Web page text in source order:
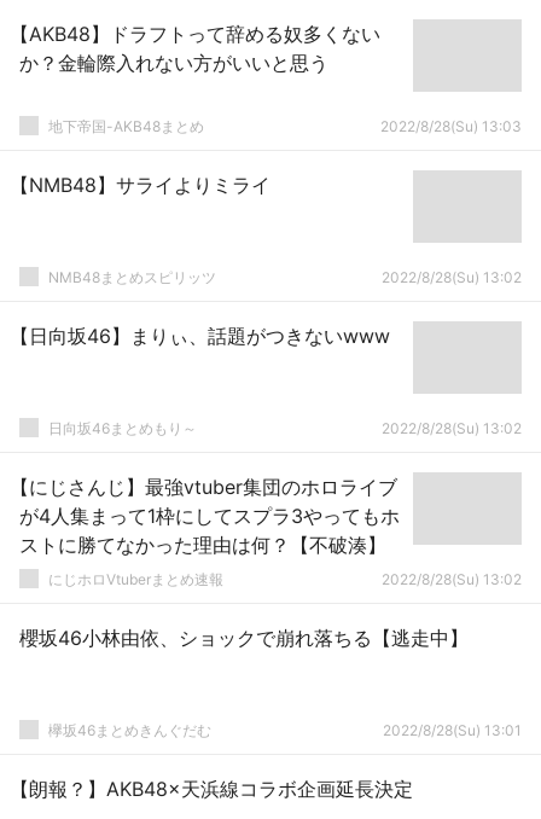
【AKB48】ドラフトって辞める奴多くない
か？金輪際入れない方がいいと思う
地下帝国-AKB48まとめ 2022/8/28(Su) 13:03
【NMB48】サライよりミライ
NMB48まとめスピリッツ 2022/8/28(Su) 13:02
【日向坂46】まりぃ、話題がつきないwww
日向坂46まとめもり～ 2022/8/28(Su) 13:02
【にじさんじ】最強vtuber集団のホロライブ
が4人集まって1枠にしてスプラ3やってもホ
ストに勝てなかった理由は何？【不破湊】
にじホロVtuberまとめ速報 2022/8/28(Su) 13:02
櫻坂46小林由依、ショックで崩れ落ちる【逃走中】
欅坂46まとめきんぐだむ 2022/8/28(Su) 13:01
【朗報？】AKB48×天浜線コラボ企画延長決定